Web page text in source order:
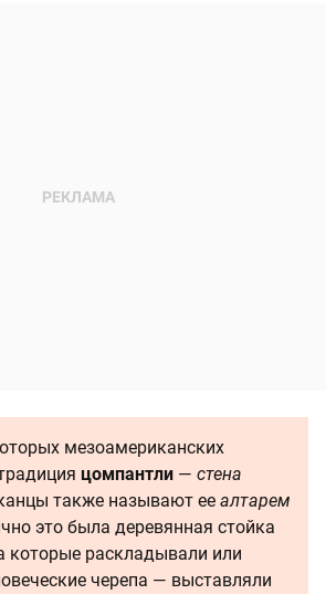
мезоамериканских
цомпантли — стена
также называют ее алтарем
это была деревянная стойка
которые раскладывали или
черепа — выставляли